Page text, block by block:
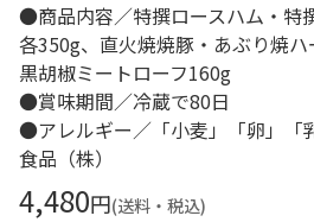
●商品内容／特撰ロースハム・特
各350g、直火焼焼豚・あぶり焼
黒胡椒ミートローフ160g
●賞味期間／冷蔵で80日
●アレルギー／「小麦」「卵」
食品（株）
4,480円(送料・税込)